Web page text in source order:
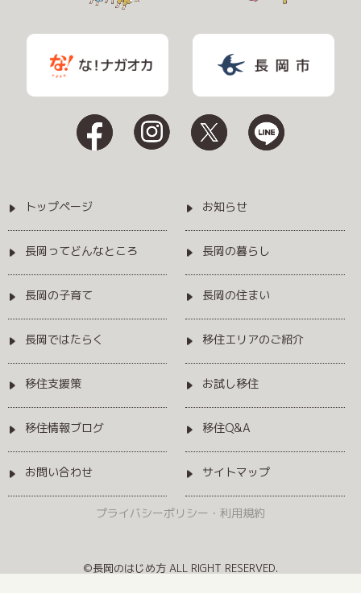
トップページ
長岡ってどんなところ
長岡の子育て
長岡ではたらく
移住支援策
移住情報ブログ
お問い合わせ
お知らせ
長岡の暮らし
長岡の住まい
移住エリアのご紹介
お試し移住
移住Q&A
サイトマップ
プライバシーポリシー・利用規約
©長岡のはじめ方 ALL RIGHT RESERVED.